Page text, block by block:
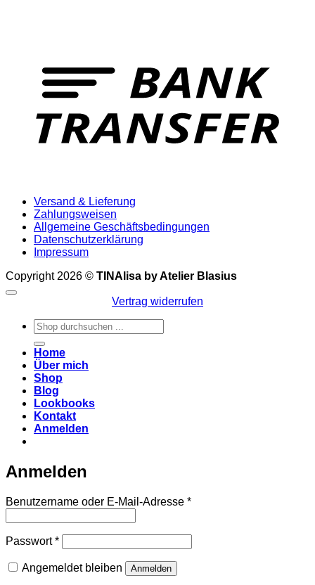
Versand & Lieferung
Zahlungsweisen
Allgemeine Geschäftsbedingungen
Datenschutzerklärung
Impressum
Copyright 2026 © TINAlisa by Atelier Blasius
Vertrag widerrufen
Suchen
nach:
Home
Über mich
Shop
Blog
Lookbooks
Kontakt
Anmelden
Anmelden
Benutzername oder E-Mail-Adresse *Erforderlich
Passwort*Erforderlich
Angemeldet bleiben Anmelden